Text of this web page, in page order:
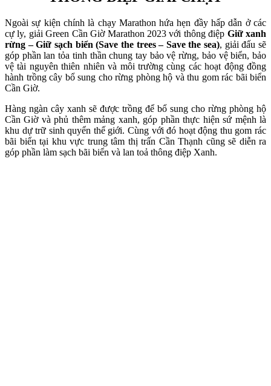
Ngoài sự kiện chính là chạy Marathon hứa hẹn đầy hấp dẫn ở các
cự ly, giải Green Cần Giờ Marathon 2023 với thông điệp Giữ xanh
rừng – Giữ sạch biển (Save the trees – Save the sea), giải đấu sẽ
góp phần lan tỏa tinh thần chung tay bảo vệ rừng, bảo vệ biển, bảo
vệ tài nguyên thiên nhiên và môi trường cùng các hoạt động đồng
hành trồng cây bổ sung cho rừng phòng hộ và thu gom rác bãi biển
Cần Giờ.
Hàng ngàn cây xanh sẽ được trồng để bổ sung cho rừng phòng hộ
Cần Giờ và phủ thêm mảng xanh, góp phần thực hiện sứ mệnh là
khu dự trữ sinh quyển thế giới. Cùng với đó hoạt động thu gom rác
bãi biển tại khu vực trung tâm thị trấn Cần Thạnh cũng sẽ diễn ra
góp phần làm sạch bãi biển và lan toả thông điệp Xanh.